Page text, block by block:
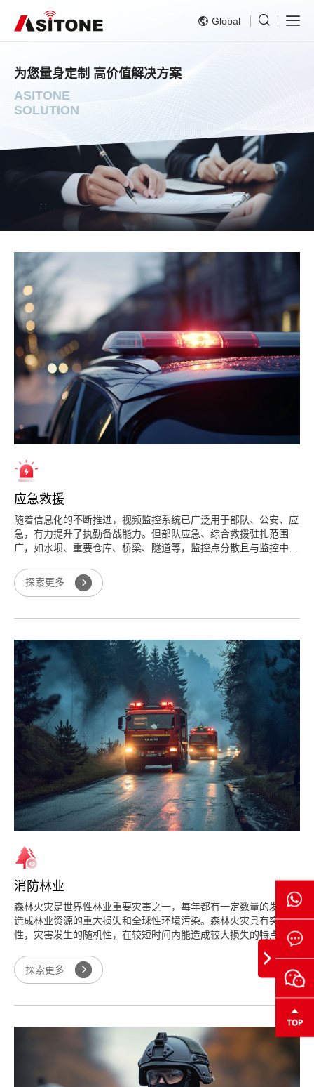
Global
为您量身定制 高价值解决方案
ASITONE
SOLUTION
应急救援
随着信息化的不断推进，视频监控系统已广泛用于部队、公安、应
急，有力提升了执勤备战能力。但部队应急、综合救援驻扎范围
广，如水坝、重要仓库、桥梁、隧道等，监控点分散且与监控中心
实时视频监控的需求越来越多，对同一套系统的覆盖面实施距离也
提出了更高的要求...
探索更多
消防林业
森林火灾是世界性林业重要灾害之一，每年都有一定数量的发生，
造成林业资源的重大损失和全球性环境污染。森林火灾具有突发
性，灾害发生的随机性，在较短时间内能造成较大损失的特点。因
此一旦有火警发生，就必须以极快的速度采取扑救措施，扑救是否
及时，决策是否得当，重要原因都取决于对林火行为的发现是否及
时，分析是否准确合理，决策措施是否得当。如何实现森林防火工
情。数字化森林无线监控已成为及早发觉，排除森林火灾隐情的必
探索更多